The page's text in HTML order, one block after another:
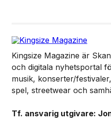
Kingsize Magazine är
och digitala nyhetsportal
musik, konserter/
spel, streetwear och
Tf. ansvarig utgivare: